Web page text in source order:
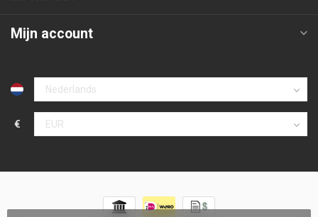
Mijn account
€